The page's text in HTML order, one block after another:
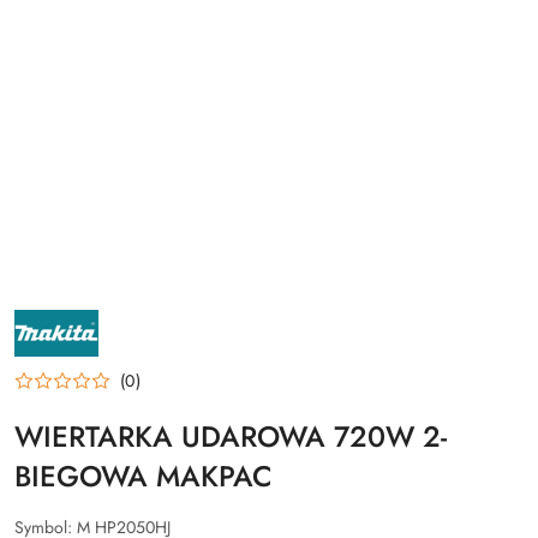
NAZWA
PRODUCENTA:
(0)
WIERTARKA UDAROWA 720W 2-
BIEGOWA MAKPAC
Symbol: M HP2050HJ